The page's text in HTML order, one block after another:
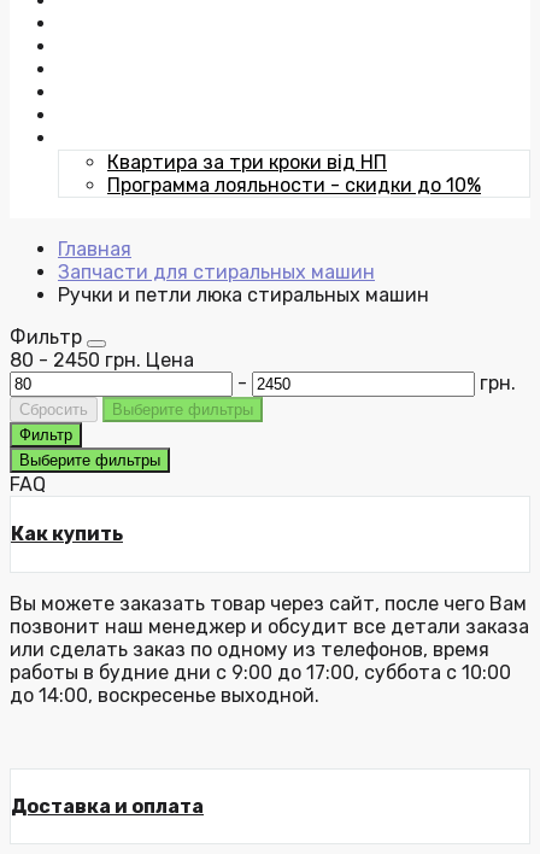
Квартира за три кроки від НП
Программа лояльности - скидки до 10%
Главная
Запчасти для стиральных машин
Ручки и петли люка стиральных машин
Фильтр
80 - 2450 грн. Цена
-
грн.
Сбросить
Выберите фильтры
Фильтр
Выберите фильтры
FAQ
Как купить
Вы можете заказать товар через сайт, после чего Вам
позвонит наш менеджер и обсудит все детали заказа
или сделать заказ по одному из телефонов, время
работы в будние дни с 9:00 до 17:00, суббота с 10:00
до 14:00, воскресенье выходной.
Доставка и оплата